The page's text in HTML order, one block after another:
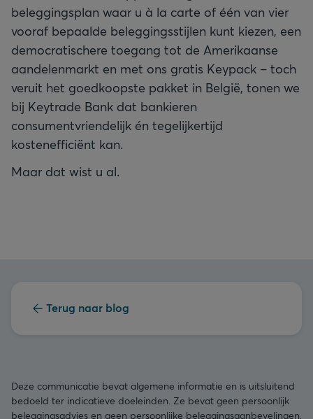
beleggingsplan waar u à la carte of één van vier
vooraf bepaalde beleggingsstijlen kunt kiezen, een
democratischere toegang tot de Amerikaanse
aandelenmarkt en met ons gratis Keypack – toch
veruit het goedkoopste pakket in België, tonen we
bij Keytrade Bank dat bankieren
consumentvriendelijk én tegelijkertijd
kostenefficiënt kan.
Maar dat wist u al.
Terug naar blog
Deze communicatie bevat algemene informatie en is uitsluitend
bedoeld ter indicatieve doeleinden. Ze bevat geen persoonlijk
beleggingsadvies en geen persoonlijke beleggingsaanbevelingen,